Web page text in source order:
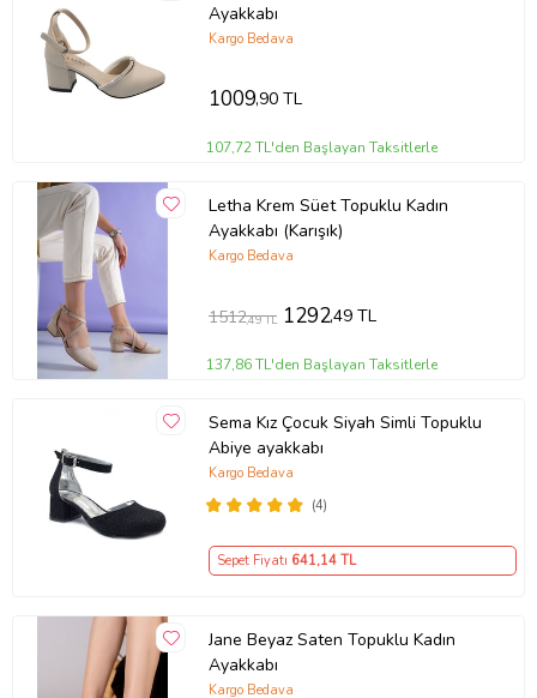
Ayakkabı
Kargo Bedava
1009,90 TL
107,72 TL'den Başlayan Taksitlerle
Letha Krem Süet Topuklu Kadın
Ayakkabı (Karışık)
Kargo Bedava
1512,49 TL 1292,49 TL
137,86 TL'den Başlayan Taksitlerle
Sema Kız Çocuk Siyah Simli Topuklu
Abiye ayakkabı
(4)
Kargo Bedava
Sepet Fiyatı 641,14 TL
Jane Beyaz Saten Topuklu Kadın
Ayakkabı
Kargo Bedava